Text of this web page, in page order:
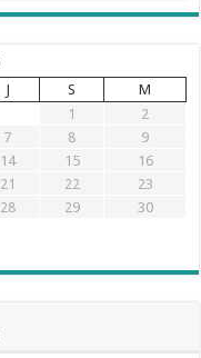
J S
M
1
2
7 8
9
14 15
16
21 22
23
28 29
30